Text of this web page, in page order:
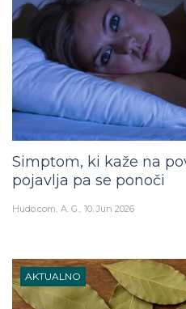
Simptom, ki kaže na
pojavlja pa se ponoči
Hudo.com A. G. 10. Jun 2026
AKTUALNO